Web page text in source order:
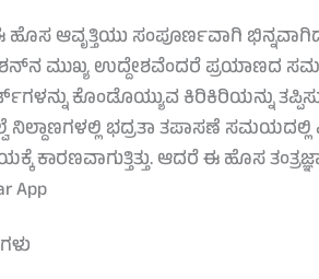
ಆವೃತ್ತಿಯು ಸಂಪೂರ್ಣವಾಗಿ
ಮುಖ್ಯ ಉದ್ದೇಶವೆಂದರೆ ಪ್ರಯಾಣದ
ಕೊಂಡೊಯ್ಯುವ ಕಿರಿಕಿರಿಯನ್ನು
ನಿಲ್ದಾಣಗಳಲ್ಲಿ ಭದ್ರತಾ ತಪಾಸಣೆ ಸಮಯದಲ್ಲಿ
ಕಾರಣವಾಗುತ್ತಿತ್ತು. ಆದರೆ ಈ ಹೊಸ
App